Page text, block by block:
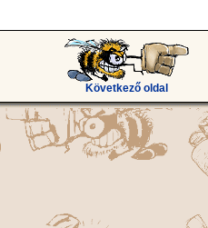
Következő oldal